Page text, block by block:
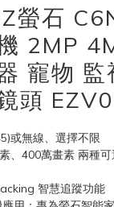
螢石
2MP
寵物
頭
或無線、選擇不限
、400萬畫素 兩種
智慧追蹤功能